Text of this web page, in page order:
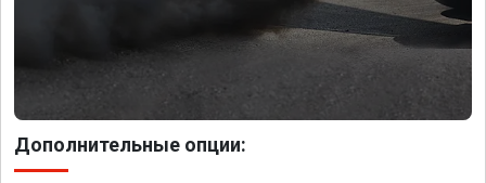
Дополнительные опции: